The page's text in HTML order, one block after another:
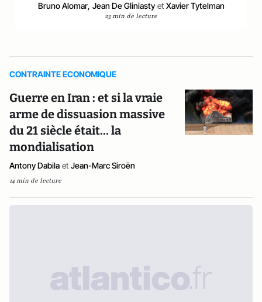
Bruno Alomar, Jean De Gliniasty et Xavier Tytelman
23 min de lecture
CONTRAINTE ECONOMIQUE
Guerre en Iran : et si la vraie
arme de dissuasion massive
du 21 siècle était… la
mondialisation
Antony Dabila et Jean-Marc Siroën
14 min de lecture